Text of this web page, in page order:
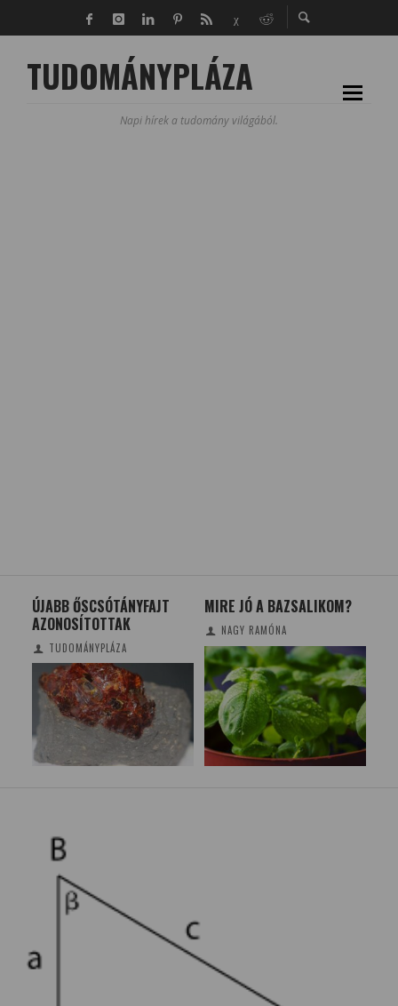
TUDOMÁNYPLÁZA
Napi hírek a tudomány világából.
ÚJABB ŐSCSÓTÁNYFAJT
AZONOSÍTOTTAK
TUDOMÁNYPLÁZA
MIRE JÓ A BAZSALIKOM?
NAGY RAMÓNA